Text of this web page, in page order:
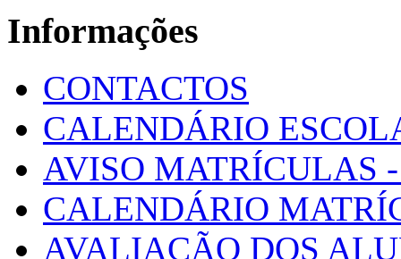
Informações
CONTACTOS
CALENDÁRIO
AVISO MATRÍCULAS
CALENDÁRIO
AVALIAÇÃO DOS